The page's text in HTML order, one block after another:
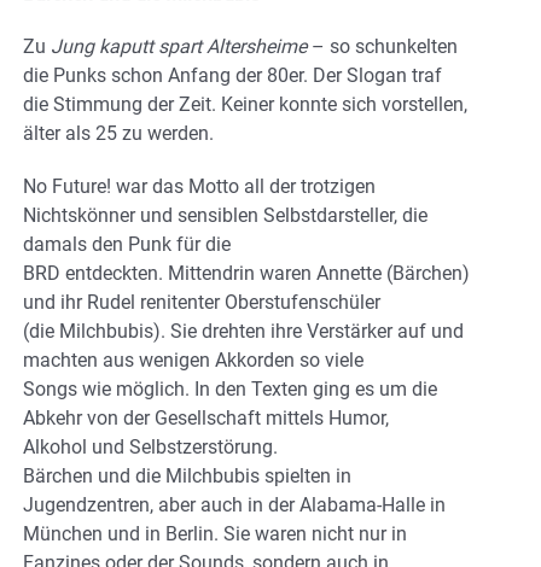
Zu Jung kaputt spart Altersheime– so schunkelten
die Punks schon Anfang der 80er. Der Slogan traf
die Stimmung der Zeit. Keiner konnte sich vorstellen,
älter als 25 zu werden.
No Future! war das Motto all der trotzigen
Nichtskönner und sensiblen Selbstdarsteller, die
damals den Punk für die
BRD entdeckten. Mittendrin waren Annette (Bärchen)
und ihr Rudel renitenter Oberstufenschüler
(die Milchbubis). Sie drehten ihre Verstärker auf und
machten aus wenigen Akkorden so viele
Songs wie möglich. In den Texten ging es um die
Abkehr von der Gesellschaft mittels Humor,
Alkohol und Selbstzerstörung.
Bärchen und die Milchbubis spielten in
Jugendzentren, aber auch in der Alabama-Halle in
München und in Berlin. Sie waren nicht nur in